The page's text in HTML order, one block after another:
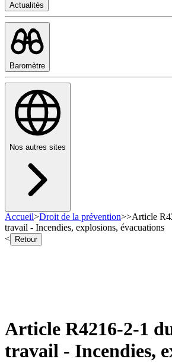
Actualités
Baromètre
Nos autres sites
Accueil>Droit de la prévention>>Article
travail - Incendies, explosions, évacuations
<
Retour
Article R4216-2-1
travail - Incendies,